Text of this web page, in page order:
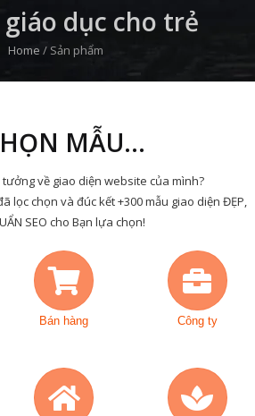
dục cho trẻ
Home / Sản phẩm
MẪU...
về giao diện website của mình?
lọc chọn và đúc kết +300 mẫu giao diện ĐẸP,
SEO cho Bạn lựa chọn!
Bán hàng Công ty